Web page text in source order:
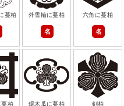
蔓柏 外雪輪に蔓柏
名
六角に蔓柏
名
蔓柏 鐶木瓜に蔓柏 剣柏